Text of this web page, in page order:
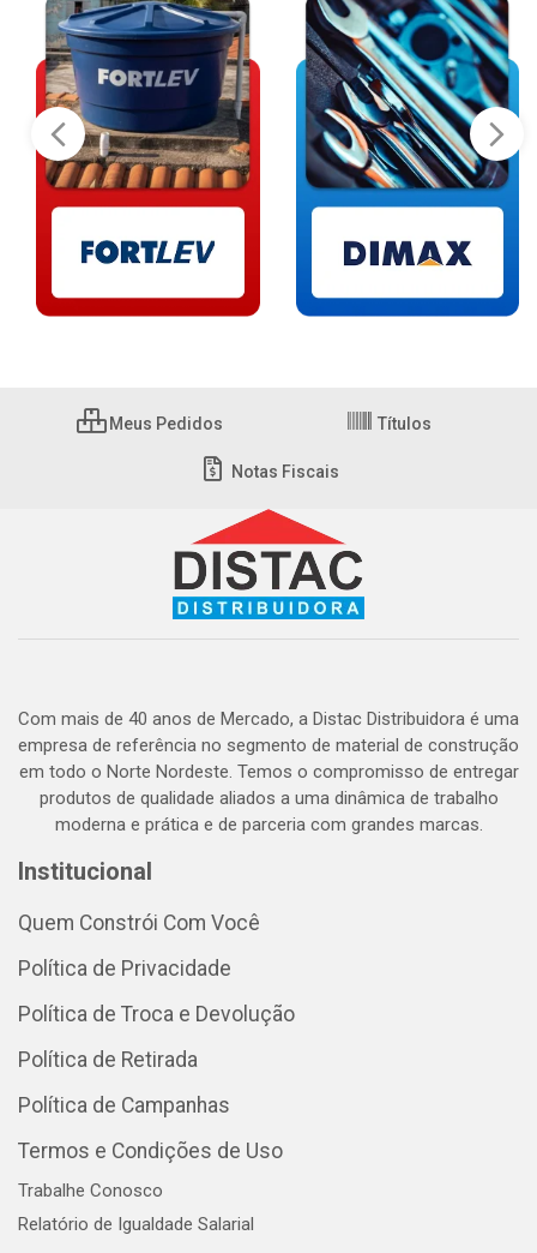
Meus Pedidos Títulos
Notas Fiscais
Com mais de 40 anos de Mercado, a Distac Distribuidora é uma
empresa de referência no segmento de material de construção
em todo o Norte Nordeste. Temos o compromisso de entregar
produtos de qualidade aliados a uma dinâmica de trabalho
moderna e prática e de parceria com grandes marcas.
Institucional
Quem Constrói Com Você
Política de Privacidade
Política de Troca e Devolução
Política de Retirada
Política de Campanhas
Termos e Condições de Uso
Trabalhe Conosco
Relatório de Igualdade Salarial